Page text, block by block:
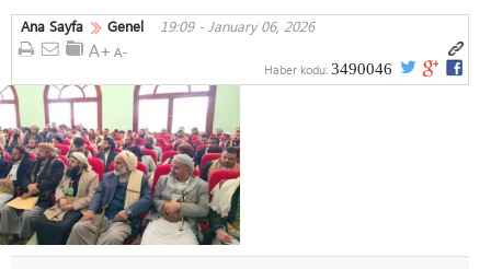
Ana Sayfa Genel 19:09 - January 06, 2026
Haber kodu: 3490046